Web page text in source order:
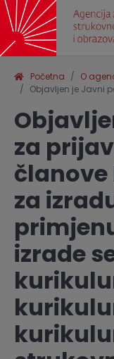
Početna O
Objavljen je Javni
za
članove
za
izrade